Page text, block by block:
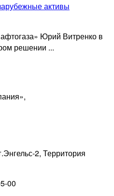
активы
Юрий Витренко в
решении ...
2, Территория
00